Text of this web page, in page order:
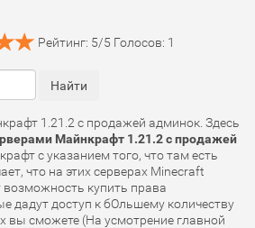
Рейтинг: 5/5 Голосов: 1
1.21.2 с продажей админок. Здесь
Майнкрафт 1.21.2 с продажей
с указанием того, что там есть
что на этих серверах Minecraft
купить права
дадут доступ к бОльшему количеству
вы сможете (На усмотрение главной